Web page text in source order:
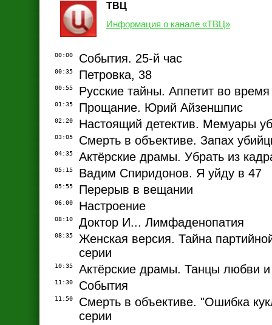
ТВЦ
Информация о канале «ТВЦ»
00:00 События. 25-й час
00:35 Петровка, 38
00:55 Русские тайны. Аппетит во
01:35 Прощание. Юрий Айзеншпис
02:20 Настоящий детектив. Мемуары
03:05 Смерть в объективе. Запах
04:35 Актёрские драмы. Убрать из
05:15 Вадим Спиридонов. Я уйду в 47
05:55 Перерыв в вещании
06:00 Настроение
08:10 Доктор И... Лимфаденопатия
08:35
Женская версия. Тайна
серии
10:35 Актёрские драмы. Танцы любви
11:30 События
11:50
Смерть в объективе. "Ошибка
серии